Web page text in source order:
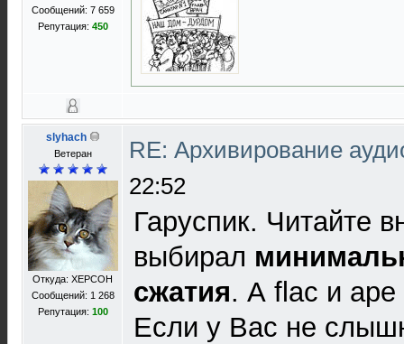
Сообщений: 7 659
Репутация: 450
slyhach
Ветеран
Откуда: ХЕРСОН
Сообщений: 1 268
Репутация: 100
RE: Архивирование
22:52
Гаруспик. Читайте
выбирал
сжатия. А flac и ape
Если у Вас не